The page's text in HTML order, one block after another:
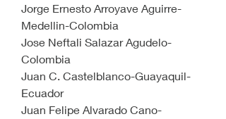
Jorge Ernesto Arroyave Aguirre-
Medellin-Colombia
Jose Neftali Salazar Agudelo-
Colombia
Juan C. Castelblanco-Guayaquil-
Ecuador
Juan Felipe Alvarado Cano-